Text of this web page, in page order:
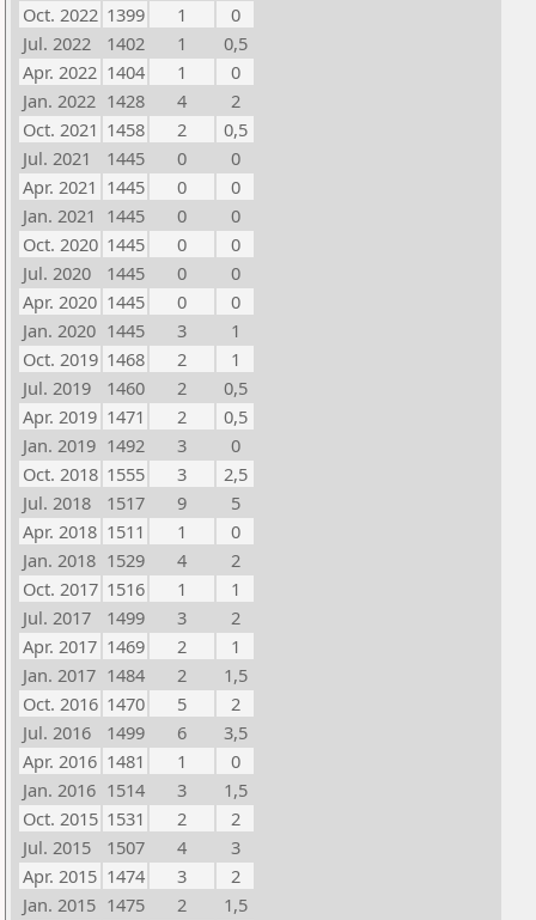
Oct. 2022 1399 1
0
Jul. 2022
1402 1
0,5
Apr. 2022 1404 1
0
Jan. 2022 1428 4
2
Oct. 2021 1458 2
0,5
Jul. 2021
1445 0
0
Apr. 2021 1445 0
0
Jan. 2021 1445 0
0
Oct. 2020 1445 0
0
Jul. 2020
1445 0
0
Apr. 2020 1445 0
0
Jan. 2020 1445 3
1
Oct. 2019 1468 2
1
Jul. 2019
1460 2
0,5
Apr. 2019 1471 2
0,5
Jan. 2019 1492 3
0
Oct. 2018 1555 3
2,5
Jul. 2018
1517 9
5
Apr. 2018 1511 1
0
Jan. 2018 1529 4
2
Oct. 2017 1516 1
1
Jul. 2017
1499 3
2
Apr. 2017 1469 2
1
Jan. 2017 1484 2
1,5
Oct. 2016 1470 5
2
Jul. 2016
1499 6
3,5
Apr. 2016 1481 1
0
Jan. 2016 1514 3
1,5
Oct. 2015 1531 2
2
Jul. 2015
1507 4
3
Apr. 2015 1474 3
2
Jan. 2015 1475 2
1,5